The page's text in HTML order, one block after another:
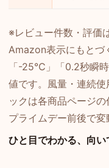
※レビュー件数・評価
Amazon表示にもとづ
「-25℃」「0.2秒瞬
値です。風量・連続
ックは各商品ページ
プライムデー前後で変
ひと目でわかる、向い